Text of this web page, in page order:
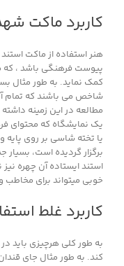
کاربرد ماکت
هنر استفاده از ماکت
پیوست فرهنگی باشد ، که
کمک نماید. به طور مثال
شاخص می باشند که تمام
مطالعه در این زمینه
یک نمایشگاه که محتوای
یا تخته شاسی بر روی پایه
برگزار گردیده است،
استند ایستاده آن چهره
خوبی میتواند برای مخاطب
کاربرد غلط
به طور کلی هرچیزی باید در
کند. به طور مثال جای